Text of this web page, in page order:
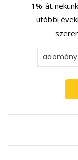
1%-át
utóbbi
adomány